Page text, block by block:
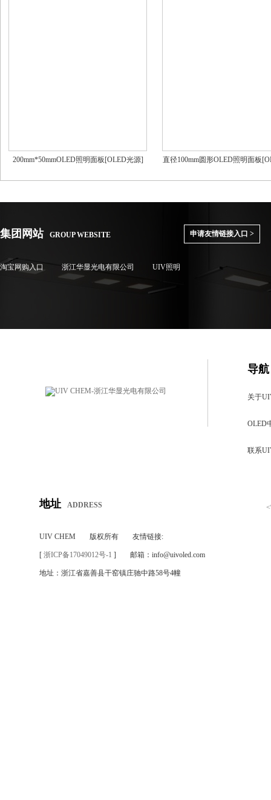
200mm*50mmOLED照明面板[OLED光源] 直径100mm圆形OLED照明面板
申请友情链接入口 >
集团网站 GROUP WEBSITE
淘宝网购入口 浙江华显光电有限公司 UIV照明
导航
关于
OLED
联系
地址 ADDRESS
UIV CHEM 版权所有 友情链接:
[ 浙ICP备17049012号-1 ] 邮箱：info@uivoled.com
地址：浙江省嘉善县干窑镇庄驰中路58号4幢